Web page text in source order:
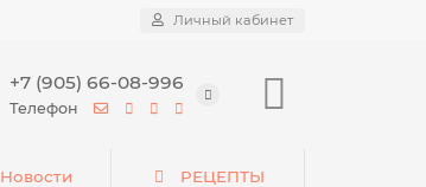
Личный кабинет
+7 (905) 66-08-996
Телефон
Новости РЕЦЕПТЫ